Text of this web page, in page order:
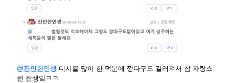
@잔인한인생 디시를 많이 한 덕분에 깡다구도 길러져서 참 자랑스
런 잔생잌ㅋㅋ